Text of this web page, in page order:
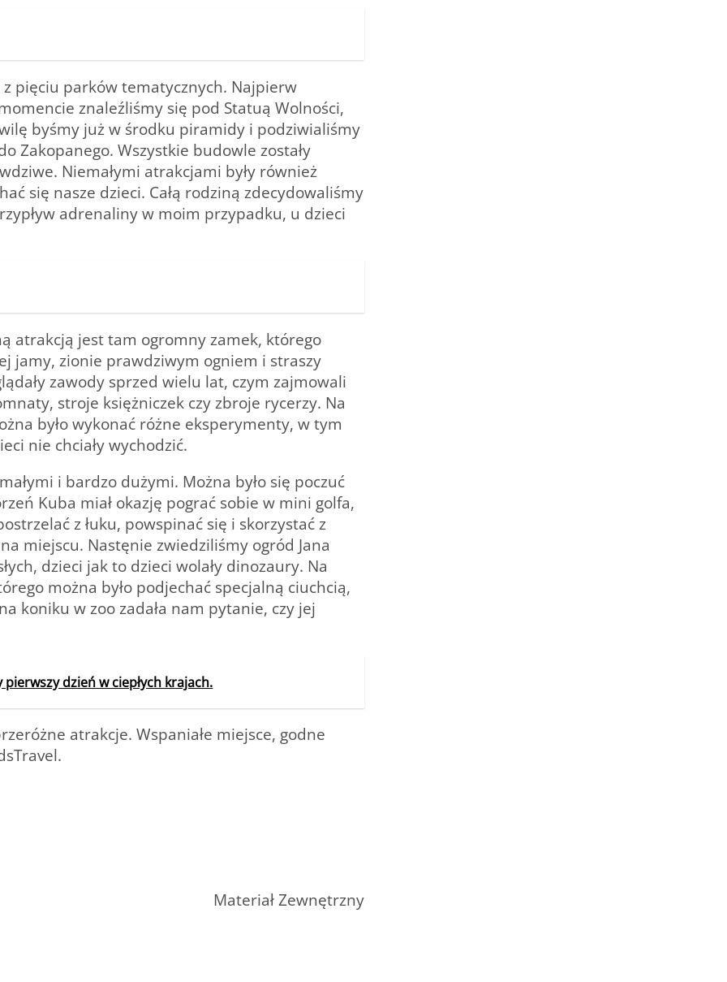
pięciu parków tematycznych. Najpierw
znaleźliśmy się pod Statuą Wolności,
byśmy już w środku piramidy i podziwialiśmy
Zakopanego. Wszystkie budowle zostały
Niemałymi atrakcjami były również
się nasze dzieci. Całą rodziną zdecydowaliśmy
adrenaliny w moim przypadku, u dzieci
atrakcją jest tam ogromny zamek, którego
jamy, zionie prawdziwym ogniem i straszy
zawody sprzed wielu lat, czym zajmowali
stroje księżniczek czy zbroje rycerzy. Na
było wykonać różne eksperymenty, w tym
nie chciały wychodzić.
i bardzo dużymi. Można było się poczuć
Kuba miał okazję pograć sobie w mini golfa,
z łuku, powspinać się i skorzystać z
miejscu. Nastęnie zwiedziliśmy ogród Jana
dzieci jak to dzieci wolały dinozaury. Na
można było podjechać specjalną ciuchcią,
koniku w zoo zadała nam pytanie, czy jej
dzień w ciepłych krajach.
atrakcje. Wspaniałe miejsce, godne
Materiał Zewnętrzny